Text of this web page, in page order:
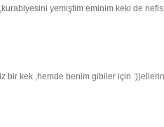
yemiştim eminim keki de
bir kek ,hemde benim gibiler için